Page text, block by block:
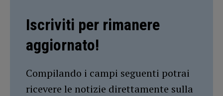
Iscriviti per rimanere
aggiornato!
Compilando i campi seguenti potrai
ricevere le notizie direttamente sulla